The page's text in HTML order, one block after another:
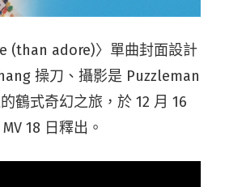
(than adore)〉單曲封面設計
操刀、攝影是 Puzzleman
鶴式奇幻之旅，於 12 月 16
18 日釋出。